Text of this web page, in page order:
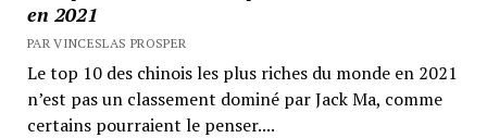
en 2021
PAR VINCESLAS PROSPER
Le top 10 des chinois les plus riches du monde en 2021
n’est pas un classement dominé par Jack Ma, comme
certains pourraient le penser....